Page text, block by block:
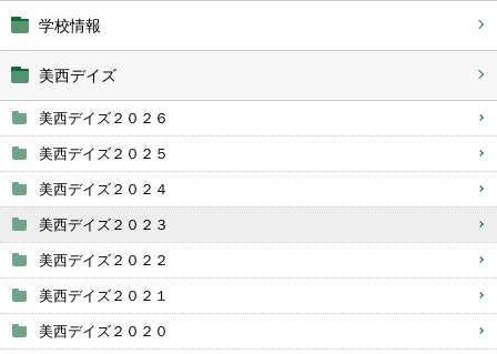
学校情報
美西デイズ
美西デイズ２０２６
美西デイズ２０２５
美西デイズ２０２４
美西デイズ２０２３
美西デイズ２０２２
美西デイズ２０２１
美西デイズ２０２０